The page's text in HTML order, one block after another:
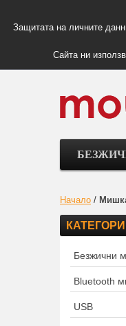
Защитата на личните
Сайта ни
Начало /
Безжични
Bluetooth
USB